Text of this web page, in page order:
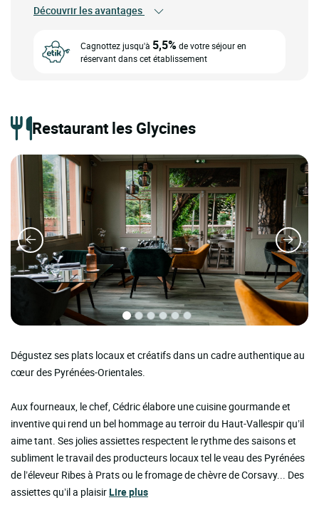
Découvrir les avantages
Cagnottez jusqu'à 5,5%de votre séjour en
réservant dans cet établissement
Restaurant les Glycines
Dégustez ses plats locaux et créatifs dans un cadre authentique au
cœur des Pyrénées-Orientales.
Aux fourneaux, le chef, Cédric élabore une cuisine gourmande et
inventive qui rend un bel hommage au terroir du Haut-Vallespir qu’il
aime tant. Ses jolies assiettes respectent le rythme des saisons et
subliment le travail des producteurs locaux tel le veau des Pyrénées
de l’éleveur Ribes à Prats ou le fromage de chèvre de Corsavy... Des
assiettes qu’il a plaisirLire plus